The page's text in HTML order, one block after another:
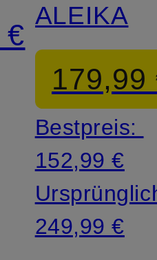
€
ALEIKA
179,99
Bestpreis:
152,99 €
249,99 €